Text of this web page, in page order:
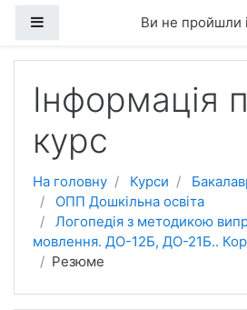
Ви не пройшли
Інформація
курс
На головну Курси
ОПП Дошкільна освіта
Логопедія з методикою
мовлення. ДО-12Б, ДО-21Б..
Резюме